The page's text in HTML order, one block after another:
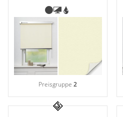
Preisgruppe2